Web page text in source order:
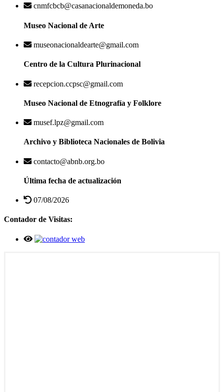
cnmfcbcb@casanacionaldemoneda.bo
Museo Nacional de Arte
museonacionaldearte@gmail.com
Centro de la Cultura Plurinacional
recepcion.ccpsc@gmail.com
Museo Nacional de Etnografía y Folklore
musef.lpz@gmail.com
Archivo y Biblioteca Nacionales de Bolivia
contacto@abnb.org.bo
Última fecha de actualización
07/08/2026
Contador de Visitas: